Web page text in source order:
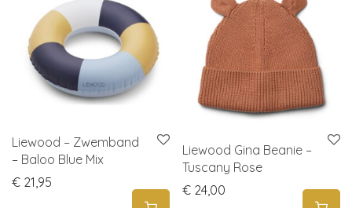
Liewood – Zwemband
– Baloo Blue Mix
€ 21,95
Liewood Gina Beanie –
Tuscany Rose
€ 24,00